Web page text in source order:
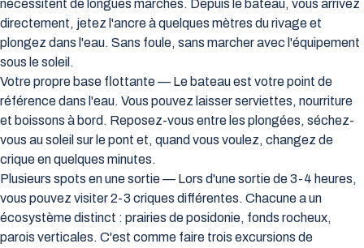
directement, jetez l'ancre à quelques mètres du rivage et
plongez dans l'eau. Sans foule, sans marcher avec l'équipement
sous le soleil.
Votre propre base flottante — Le bateau est votre point de
référence dans l'eau. Vous pouvez laisser serviettes, nourriture
et boissons à bord. Reposez-vous entre les plongées, séchez-
vous au soleil sur le pont et, quand vous voulez, changez de
crique en quelques minutes.
Plusieurs spots en une sortie — Lors d'une sortie de 3-4 heures,
vous pouvez visiter 2-3 criques différentes. Chacune a un
écosystème distinct : prairies de posidonie, fonds rocheux,
parois verticales. C'est comme faire trois excursions de